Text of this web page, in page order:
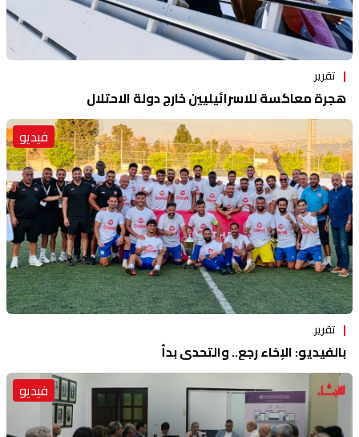
تقرير
هجرة معاكسة للاسرائيليين خارج دولة الاحتلال
فيديو
تقرير
بالفيديو: الإخاء رجع.. والتحدي بدأ
فيديو